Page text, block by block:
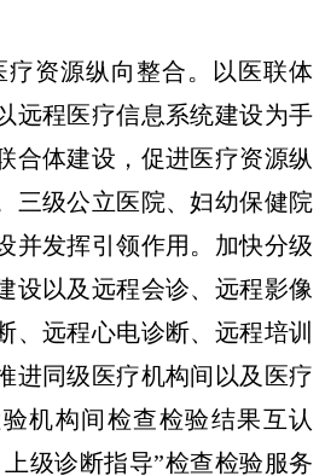
疗资源纵向整合。以医联体
远程医疗信息系统建设为手
合体建设，促进医疗资源纵
三级公立医院、妇幼保健院
并发挥引领作用。加快分级
设以及远程会诊、远程影像
、远程心电诊断、远程培训
进同级医疗机构间以及医疗
机构间检查检验结果互认
级诊断指导”检查检验服务